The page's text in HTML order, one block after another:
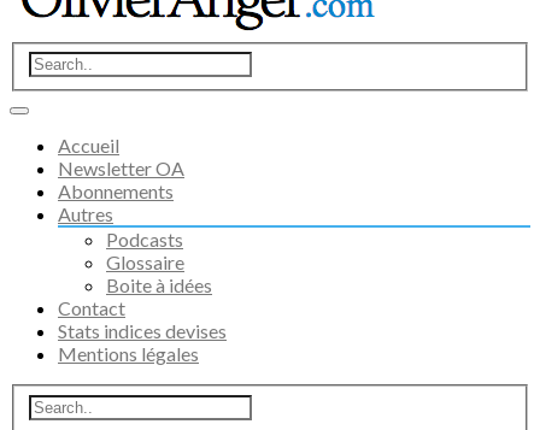
Accueil
Newsletter OA
Abonnements
Autres
Podcasts
Glossaire
Boite à idées
Contact
Stats indices devises
Mentions légales